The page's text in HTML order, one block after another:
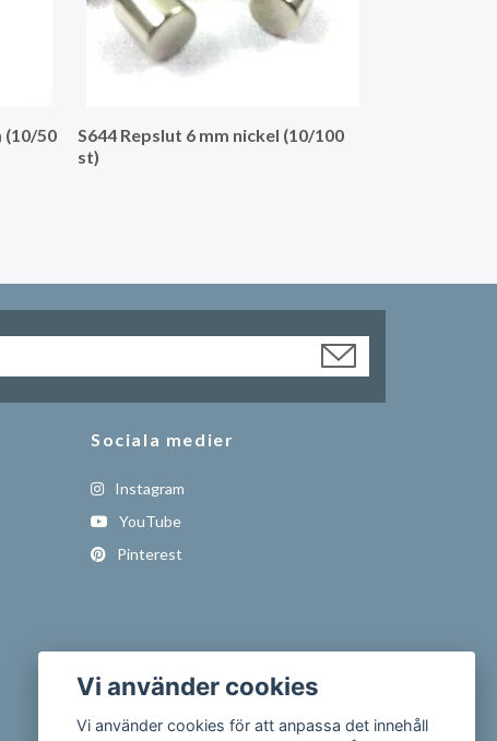
(10/50
S644 Repslut 6 mm nickel (10/100
st)
Sociala medier
Instagram
YouTube
Pinterest
Vi använder cookies
Vi använder cookies för att anpassa det innehåll